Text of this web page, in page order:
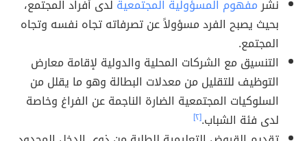
نشرمفهوم المسؤولية المجتمعية لدى أفراد المجتمع،
بحيث يصبح الفرد مسؤولاً عن تصرفاته تجاه نفسه وتجاه
المجتمع.
التنسيق مع الشركات المحلية والدولية لإقامة معارض
التوظيف للتقليل من معدلات البطالة وهو ما يقلل من
السلوكيات المجتمعية الضارة الناجمة عن الفراغ وخاصة
لدى فئة الشباب.[٢]